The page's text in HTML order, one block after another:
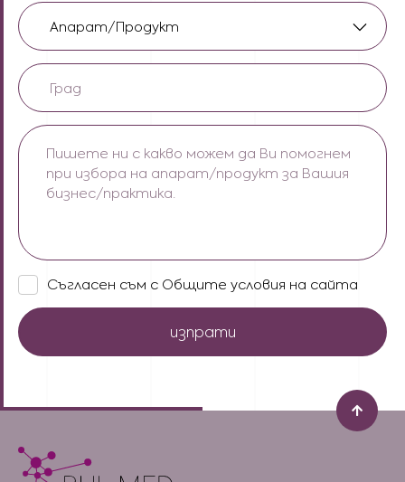
Апарат/
продукт/
услуга
(Задължителни)
Град
(Задължителни)
Пишете
ни
какво
да
Ви
помогнем
при
избора
на
апарат/
Вашия
(Задължителни)
Съгласен
с
Общите
условия
Съгласен съм с Общите условия на сайта